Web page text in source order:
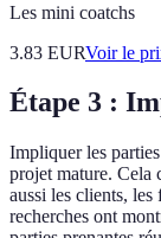
Les mini coatchs
3.83 EURVoir le
Étape 3 :
Impliquer les
projet mature. Cela
aussi les clients, les
recherches ont